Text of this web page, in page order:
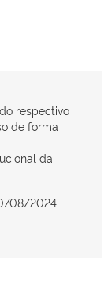
respectivo
de forma
da
08/2024